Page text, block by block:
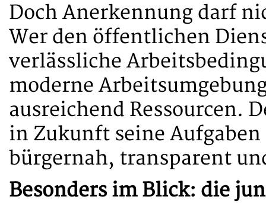
Doch Anerkennung darf
Wer den öffentlichen
verlässliche
moderne
ausreichend Ressourcen.
in Zukunft seine
bürgernah, transparent
Besonders im Blick: die